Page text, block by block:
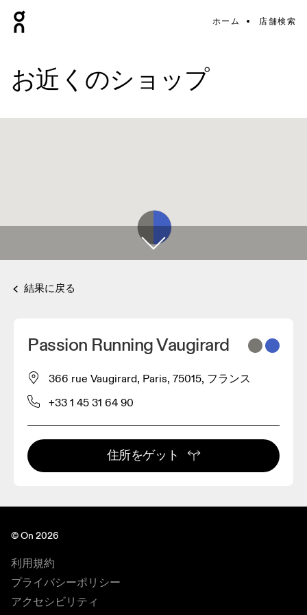
ホーム 店舗検索
お近くのショップ
結果に戻る
Passion Running Vaugirard
366 rue Vaugirard, Paris, 75015, フランス
+33 1 45 31 64 90
住所をゲット
© On 2026
利用規約
プライバシーポリシー
アクセシビリティ